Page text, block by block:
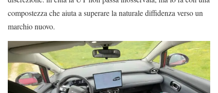
compostezza che aiuta a superare la naturale diffidenza verso un
marchio nuovo.